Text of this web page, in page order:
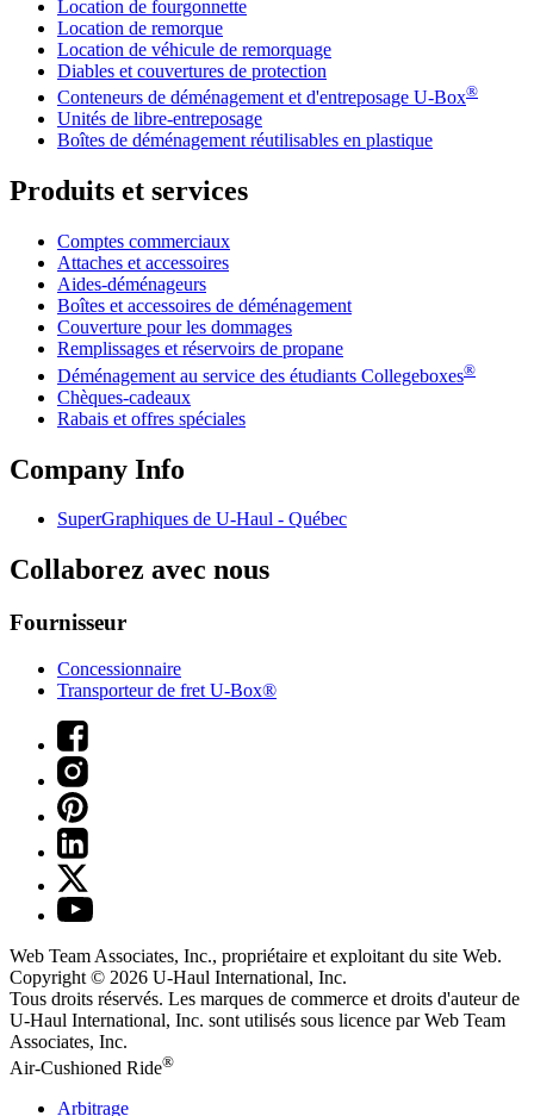
Location de fourgonnette
Location de remorque
Location de véhicule de remorquage
Diables et couvertures de protection
Conteneurs de déménagement et d'entreposage U-Box®
Unités de libre-entreposage
Boîtes de déménagement réutilisables en plastique
Produits et services
Comptes commerciaux
Attaches et accessoires
Aides-déménageurs
Boîtes et accessoires de déménagement
Couverture pour les dommages
Remplissages et réservoirs de propane
Déménagement au service des étudiants Collegeboxes®
Chèques-cadeaux
Rabais et offres spéciales
Company Info
SuperGraphiques de U-Haul - Québec
Collaborez avec nous
Fournisseur
Concessionnaire
Transporteur de fret U-Box®
Web Team Associates, Inc., propriétaire et exploitant du site Web.
Copyright © 2026 U-Haul International, Inc.
Tous droits réservés. Les marques de commerce et droits d'auteur de
U-Haul International, Inc. sont utilisés sous licence par Web Team
Associates, Inc.
Air-Cushioned Ride®
Arbitrage